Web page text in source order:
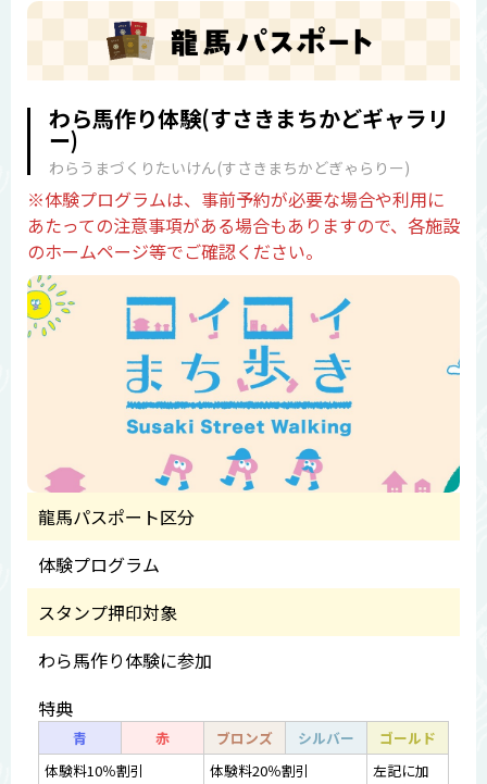
わら馬作り体験(すさきまちかどギャラリ
ー)
わらうまづくりたいけん(すさきまちかどぎゃらりー)
※体験プログラムは、事前予約が必要な場合や利用に
あたっての注意事項がある場合もありますので、各施設
のホームページ等でご確認ください。
龍馬パスポート区分
体験プログラム
スタンプ押印対象
わら馬作り体験に参加
特典
青 赤 ブロンズ シルバー
ゴールド
体験料10％割引
体験料20％割引
左記に加